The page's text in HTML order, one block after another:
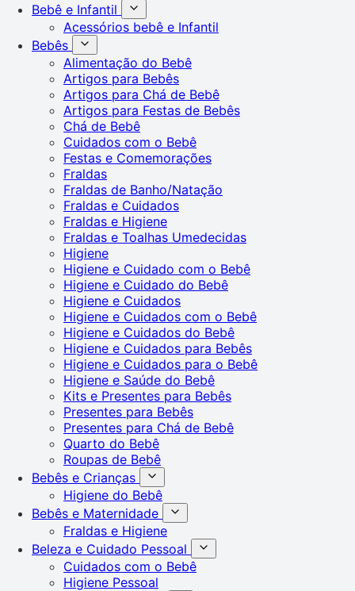
Bebê e Infantil
Acessórios bebê e Infantil
Bebês
Alimentação do Bebê
Artigos para Bebês
Artigos para Chá de Bebê
Artigos para Festas de Bebês
Chá de Bebê
Cuidados com o Bebê
Festas e Comemorações
Fraldas
Fraldas de Banho/Natação
Fraldas e Cuidados
Fraldas e Higiene
Fraldas e Toalhas Umedecidas
Higiene
Higiene e Cuidado com o Bebê
Higiene e Cuidado do Bebê
Higiene e Cuidados
Higiene e Cuidados com o Bebê
Higiene e Cuidados do Bebê
Higiene e Cuidados para Bebês
Higiene e Cuidados para o Bebê
Higiene e Saúde do Bebê
Kits e Presentes para Bebês
Presentes para Bebês
Presentes para Chá de Bebê
Quarto do Bebê
Roupas de Bebê
Bebês e Crianças
Higiene do Bebê
Bebês e Maternidade
Fraldas e Higiene
Beleza e Cuidado Pessoal
Cuidados com o Bebê
Higiene Pessoal